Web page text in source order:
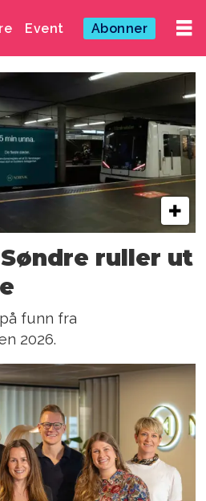
Event Abonner
ruller ut
funn fra
2026.